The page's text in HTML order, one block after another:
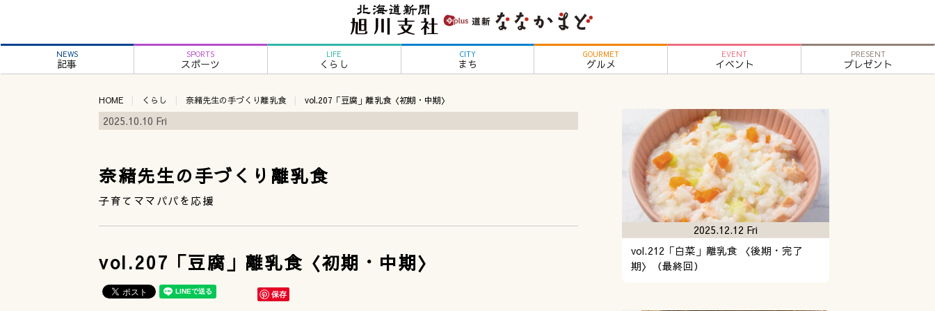
NEWS
記事
SPORTS
スポーツ
LIFE
くらし
CITY
まち
GOURMET
グルメ
EVENT
イベント
PRESENT
プレゼント
HOME くらし 奈緒先生の手づくり離乳食 vol.207「豆腐」離乳食〈初期・中期〉
2025.10.10 Fri
奈緒先生の手づくり離乳食
子育てママパパを応援
vol.207「豆腐」離乳食〈初期・中期〉
保存
vol.212「白菜」離乳食 〈後期・完了
期〉（最終回）
2025.12.12 Fri